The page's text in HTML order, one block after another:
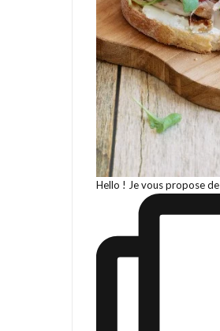
Hello ! Je vous propose